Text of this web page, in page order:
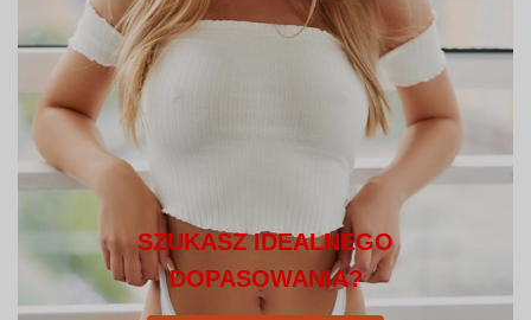
SZUKASZ IDEALNEGO
DOPASOWANIA?